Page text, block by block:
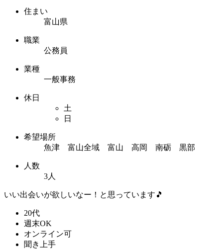
住まい
富山県
職業
公務員
業種
一般事務
休日
土
日
希望場所
魚津 富山全域 富山 高岡 南砺 黒部
人数
3人
いい出会いが欲しいなー！と思っています🎵
20代
週末OK
オンライン可
聞き上手